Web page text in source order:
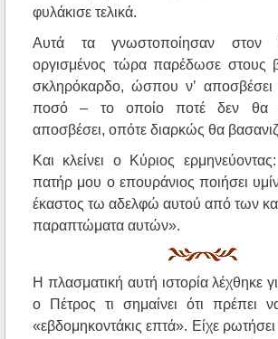
φυλάκισε τελικά.
Αυτά τα γνωστοποίησαν στον
οργισμένος τώρα παρέδωσε στους
σκληρόκαρδο, ώσπου ν’ αποσβέσει
ποσό – το οποίο ποτέ δεν θα
αποσβέσει, οπότε διαρκώς θα
Και κλείνει ο Κύριος
πατήρ μου ο επουράνιος ποιήσει
έκαστος τω αδελφώ αυτού από των
παραπτώματα αυτών».
Η πλασματική αυτή ιστορία λέχθηκε
ο Πέτρος τι σημαίνει ότι πρέπει
«εβδομηκοντάκις επτά». Είχε